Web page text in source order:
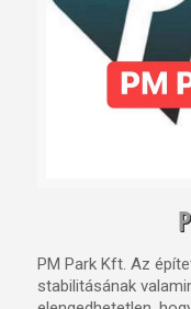
PM Park Kft. Az
stabilitásának